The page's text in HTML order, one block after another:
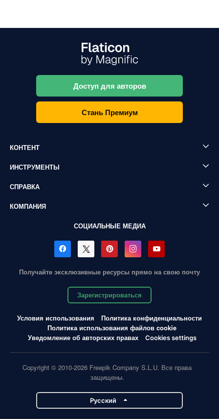
Доступ для авторов
Стань Премиум
КОНТЕНТ
ИНСТРУМЕНТЫ
СПРАВКА
КОМПАНИЯ
СОЦИАЛЬНЫЕ МЕДИА
Получайте эксклюзивные ресурсы прямо на свою почту
Зарегистрироваться
Условия использования
Политика конфиденциальности
Политика использования файлов cookie
Уведомление об авторских правах
Cookies settings
Copyright © 2010-2026 Freepik Company S.L.U. Все права
защищены.
Pусский